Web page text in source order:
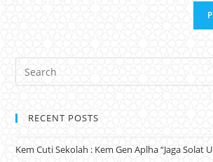
RECENT POSTS
Kem Cuti Sekolah : Kem Gen Aplha “Jaga Solat U